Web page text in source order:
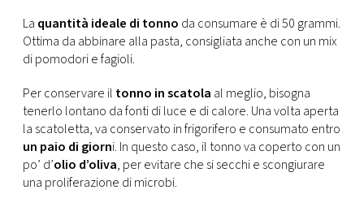
La quantità ideale di tonno da consumare è di 50 grammi.
Ottima da abbinare alla pasta, consigliata anche con un mix
di pomodori e fagioli.
Per conservare il tonno in scatola al meglio, bisogna
tenerlo lontano da fonti di luce e di calore. Una volta aperta
la scatoletta, va conservato in frigorifero e consumato entro
un paio di giorni. In questo caso, il tonno va coperto con un
po’ d’olio d’oliva, per evitare che si secchi e scongiurare
una proliferazione di microbi.